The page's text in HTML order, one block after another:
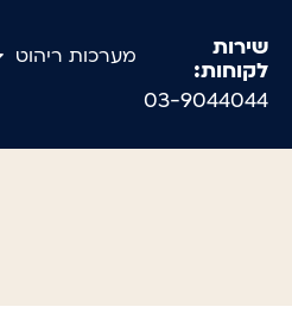
שירות
לקוחות:
03-9044044
מערכות ריהוט